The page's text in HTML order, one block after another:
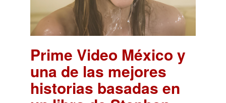
Prime Video México y
una de las mejores
historias basadas en